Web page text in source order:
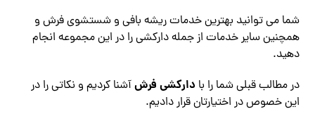
شما می توانید بهترین خدمات ریشه بافی و شستشوی فرش و
همچنین سایر خدمات از جمله دارکشی را در این مجموعه انجام
دهید.
در مطالب قبلی شما را با دارکشی فرشآشنا کردیم و نکاتی را در
این خصوص در اختیارتان قرار دادیم.